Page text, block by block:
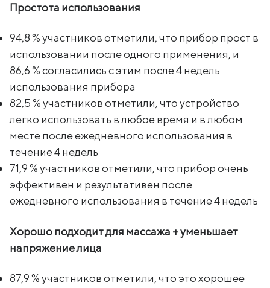
Простота использования
94,8 % участников отметили, что прибор прост в
использовании после одного применения, и
86,6 % согласились с этим после 4 недель
использования прибора
82,5 % участников отметили, что устройство
легко использовать в любое время и в любом
месте после ежедневного использования в
течение 4 недель
71,9 % участников отметили, что прибор очень
эффективен и результативен после
ежедневного использования в течение 4 недель
Хорошо подходит для массажа + уменьшает
напряжение лица
87,9 % участников отметили, что это хорошее